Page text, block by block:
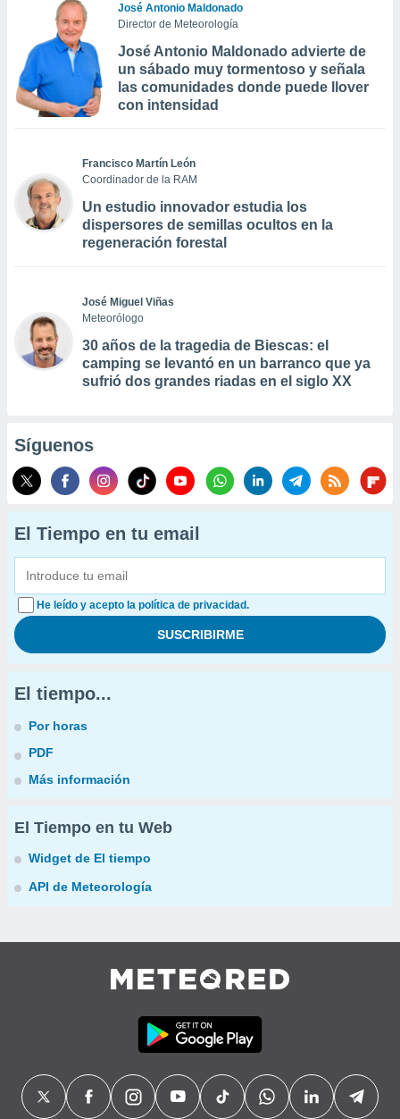
José Antonio Maldonado
Director de Meteorología
José Antonio Maldonado advierte de
un sábado muy tormentoso y señala
las comunidades donde puede llover
con intensidad
Francisco Martín León
Coordinador de la RAM
Un estudio innovador estudia los
dispersores de semillas ocultos en la
regeneración forestal
José Miguel Viñas
Meteorólogo
30 años de la tragedia de Biescas: el
camping se levantó en un barranco que ya
sufrió dos grandes riadas en el siglo XX
Síguenos
El Tiempo en tu email
He leído y acepto la política de privacidad.
El tiempo...
Por horas
PDF
Más información
El Tiempo en tu Web
Widget de El tiempo
API de Meteorología